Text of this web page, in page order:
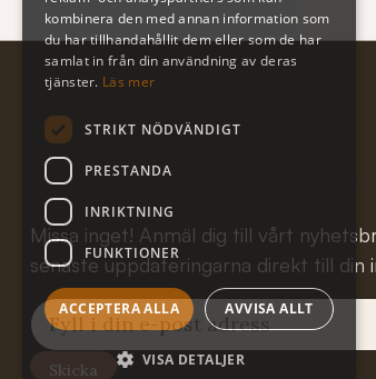
Subscribe to our
Missa inget! Anmäl dig till vårt
senaste uppdateringarna direkt till din
kombinera den med annan information som
du har tillhandahållit dem eller som de har
samlat in från din användning av deras
tjänster. Läs mer
STRIKT NÖDVÄNDIGT
PRESTANDA
INRIKTNING
FUNKTIONER
ACCEPTERA ALLA AVVISA ALLT
VISA DETALJER